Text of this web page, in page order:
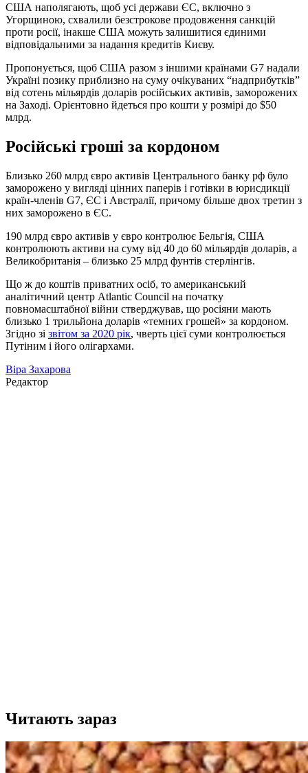
США наполягають, щоб усі держави ЄС, включно з
Угорщиною, схвалили безстрокове продовження санкцій
проти росії, інакше США можуть залишитися єдиними
відповідальними за надання кредитів Києву.
Пропонується, щоб США разом з іншими країнами G7 надали
Україні позику приблизно на суму очікуваних “надприбутків”
від сотень мільярдів доларів російських активів, заморожених
на Заході. Орієнтовно йдеться про кошти у розмірі до $50
млрд.
Російські гроші за кордоном
Близько 260 млрд євро активів Центрального банку рф було
заморожено у вигляді цінних паперів і готівки в юрисдикції
країн-членів G7, ЄС і Австралії, причому більше двох третин з
них заморожено в ЄС.
190 млрд євро активів у євро контролює Бельгія, США
контролюють активи на суму від 40 до 60 мільярдів доларів, а
Великобританія – близько 25 млрд фунтів стерлінгів.
Що ж до коштів приватних осіб, то американський
аналітичний центр Atlantic Council на початку
повномасштабної війни стверджував, що росіяни мають
близько 1 трильйона доларів «темних грошей» за кордоном.
Згідно зі звітом за 2020 рік, чверть цієї суми контролюється
Путіним і його олігархами.
Віра Захарова
Редактор
Читають зараз